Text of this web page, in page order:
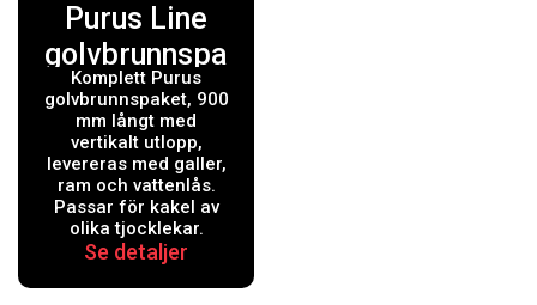
Purus Line
golvbrunnspa
ket 900 mm
vertikal
Komplett Purus
golvbrunnspaket, 900
mm långt med
vertikalt utlopp,
levereras med galler,
ram och vattenlås.
Passar för kakel av
olika tjocklekar.
Se detaljer